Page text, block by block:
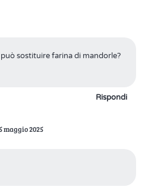
sostituire farina di mandorle?
Rispondi
2025